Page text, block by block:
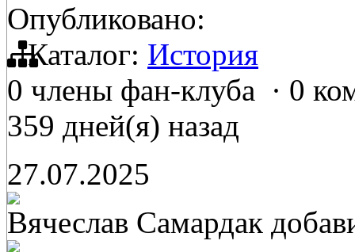
Опубликовано:
Каталог: История
0 члены фан-клуба · 0
359 дней(я) назад
27.07.2025
Вячеслав Самардак